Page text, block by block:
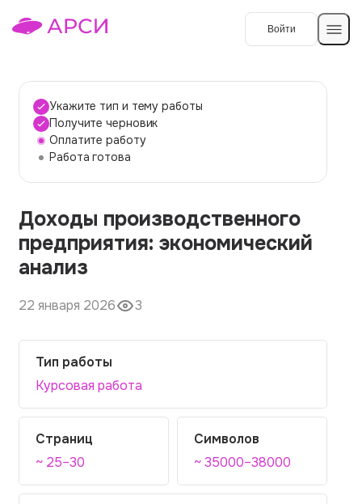
Войти
Темы работ
О сервисе
О компании
Наши гарантии
Вопросы и ответы
Контакты
Укажите тип и тему работы
Получите черновик
Оплатите работу
Работа готова
Доходы производственного
предприятия: экономический
анализ
22 января 2026 3
Тип работы
Курсовая работа
Страниц
~ 25–30
Символов
~ 35000–38000